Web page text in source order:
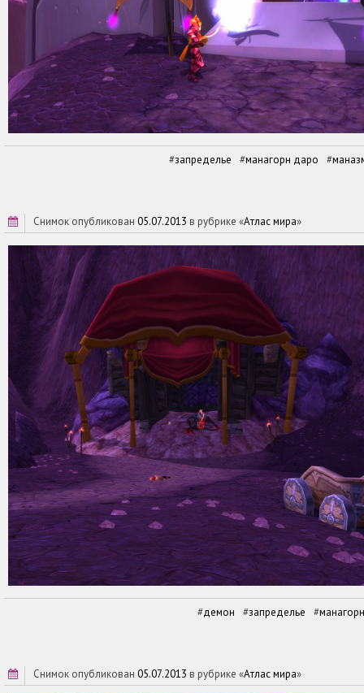
запределье манагорн даро
снимок опубликован 05.07.2013 в рубрике «Атлас мира»
демон запределье
снимок опубликован 05.07.2013 в рубрике «Атлас мира»